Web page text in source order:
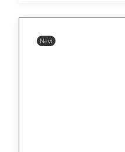
Navi